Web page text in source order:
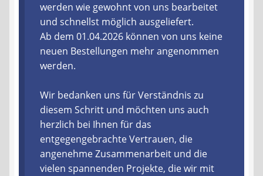
Liefer- und Versandkosten
Zahlungsarten
Lieferzeit & Verfügbarkeit
Gutschein
Batterien- und Akku Verordnung
Elektro- und Elektronikgeräte Verordnung
werden wie gewohnt von uns bearbeitet
und schnellst möglich ausgeliefert.
Ab dem 01.04.2026 können von uns keine
neuen Bestellungen mehr angenommen
werden.
Wir bedanken uns für Verständnis zu
diesem Schritt und möchten uns auch
herzlich bei Ihnen für das
entgegengebrachte Vertrauen, die
angenehme Zusammenarbeit und die
vielen spannenden Projekte, die wir mit